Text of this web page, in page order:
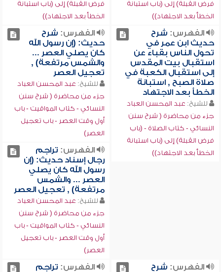
فرض القبلة) إلى (باب استبانة
الخطأ بعد الاجتهاد))
فرض القبلة) إلى (باب استبانة
الخطأ بعد الاجتهاد))
الفهرس: شرح
حديث ابن عمر في
تحول الناس بقباء عن
استقبال بيت المقدس
إلى استقبال الكعبة في
صلاة الصبح , استبانة
الخطأ بعد الاجتهاد
للشيخ: عبد المحسن العباد
جزء من محاضرة ( شرح سنن
النسائي - كتاب الصلاة - (باب
فرض القبلة) إلى (باب استبانة
الخطأ بعد الاجتهاد))
الفهرس: شرح
حديث: (إن رسول الله
كان يصلي العصر ...
والشمس مرتفعة) ,
تعجيل العصر
للشيخ: عبد المحسن العباد
جزء من محاضرة ( شرح سنن
النسائي - كتاب المواقيت - باب
أول وقت العصر - باب تعجيل
العصر)
الفهرس: تراجم
رجال إسناد حديث: (إن
رسول الله كان يصلي
العصر ... والشمس
مرتفعة) , تعجيل العصر
للشيخ: عبد المحسن العباد
جزء من محاضرة ( شرح سنن
النسائي - كتاب المواقيت - باب
أول وقت العصر - باب تعجيل
العصر)
الفهرس: شرح
الفهرس: تراجم